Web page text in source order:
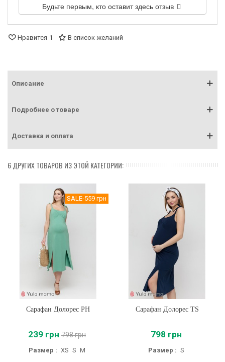
Будьте первым, кто оставит здесь отзыв
Нравится 1 В список желаний
Описание
Подробнее о товаре
Доставка и оплата
6 ДРУГИХ ТОВАРОВ ИЗ ЭТОЙ КАТЕГОРИИ:
SALE-559 грн
Сарафан Долорес PH
239 грн 798 грн
Размер : XS S M
Сарафан Долорес TS
798 грн
Размер : S